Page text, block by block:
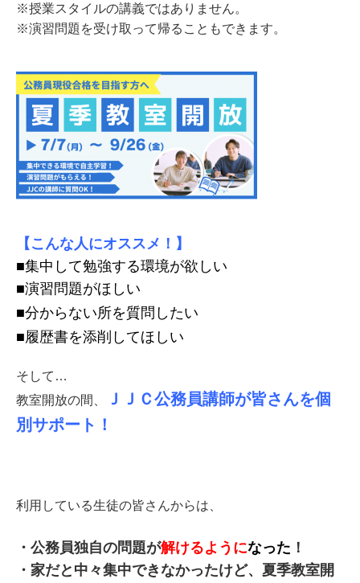
※授業スタイルの講義ではありません。
※演習問題を受け取って帰ることもできます。
【こんな人にオススメ！】
■集中して勉強する環境が欲しい
■演習問題がほしい
■分からない所を質問したい
■履歴書を添削してほしい
そして…
教室開放の間、
ＪＪＣ公務員講師が皆さんを個
別サポート！
利用している生徒の皆さんからは、
・公務員独自の問題が解けるようになった ！
・家だと中々集中できなかったけど、夏季教室開